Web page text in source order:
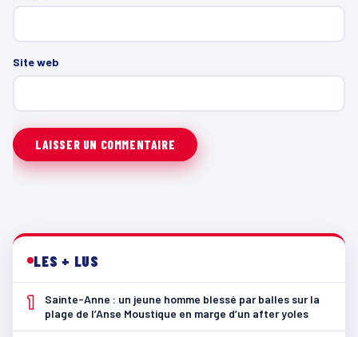
Site web
LES + LUS
1
Sainte-Anne : un jeune homme blessé par balles sur la
plage de l’Anse Moustique en marge d’un after yoles